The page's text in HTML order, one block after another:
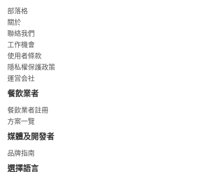
部落格
關於
聯絡我們
工作機會
使用者條款
隱私權保護政策
運営会社
餐飲業者
餐飲業者註冊
方案一覽
媒體及開發者
品牌指南
選擇語言